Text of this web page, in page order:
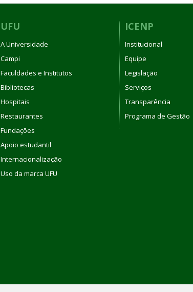
UFU
A Universidade
Campi
Faculdades e Institutos
Bibliotecas
Hospitais
Restaurantes
Fundações
Apoio estudantil
Internacionalização
Uso da marca UFU
ICENP
Institucional
Equipe
Legislação
Serviços
Transparência
Programa de Gestão